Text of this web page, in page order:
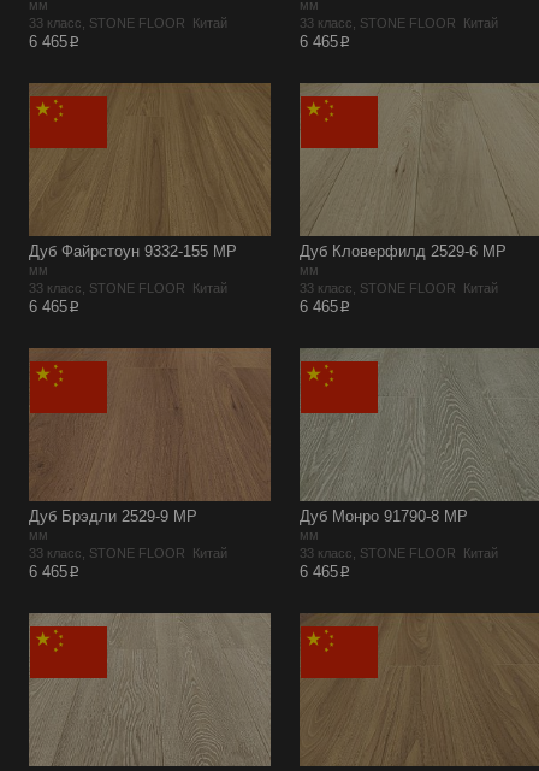
мм
33 класс, STONE FLOOR Китай
6 465p
мм
33 класс, STONE FLOOR Китай
6 465p
Дуб Файрстоун 9332-155 MР
мм
33 класс, STONE FLOOR Китай
6 465p
Дуб Кловерфилд 2529-6 MР
мм
33 класс, STONE FLOOR Китай
6 465p
Дуб Брэдли 2529-9 MР
мм
33 класс, STONE FLOOR Китай
6 465p
Дуб Монро 91790-8 MР
мм
33 класс, STONE FLOOR Китай
6 465p